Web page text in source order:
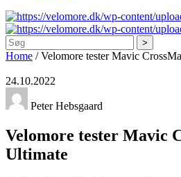
Søg
Home /Velomore tester Mavic
24.10.2022
Peter Hebsgaard
Velomore tester Mavic
Ultimate